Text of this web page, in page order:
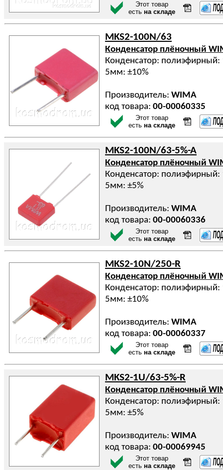
Этот товар
есть на складе
MKS2-100N/63
Конденсатор плёночный
Конденсатор:
5мм: ±10%
Производитель: WIMA
код товара: 00-00060335
Этот товар
есть на складе
MKS2-100N/63-5%-A
Конденсатор плёночный
Конденсатор:
5мм: ±5%
Производитель: WIMA
код товара: 00-00060336
Этот товар
есть на складе
MKS2-10N/250-R
Конденсатор плёночный
Конденсатор:
5мм: ±10%
Производитель: WIMA
код товара: 00-00060337
Этот товар
есть на складе
MKS2-1U/63-5%-R
Конденсатор плёночный
Конденсатор:
5мм: ±5%
Производитель: WIMA
код товара: 00-00069945
Этот товар
есть на складе